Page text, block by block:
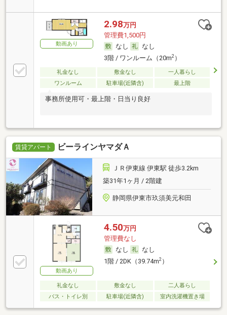
動画あり
2.98万円
管理費1,500円
なし
なし
3階 / ワンルーム（20m2）
礼金なし 敷金なし
一人暮らし
ワンルーム
駐車場(近隣含) 最上階
事務所使用可・最上階・日当り良好
賃貸アパート ビーラインヤマダＡ
ＪＲ伊東線 伊東駅 徒歩3.2km
築31年1ヶ月 / 2階建
静岡県伊東市玖須美元和田
動画あり
4.50万円
管理費なし
なし
なし
1階 / 2DK（39.74m2）
礼金なし 敷金なし
二人暮らし
バス・トイレ別
駐車場(近隣含) 室内洗濯機置き場